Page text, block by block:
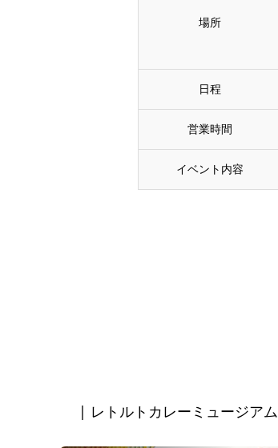
場所
日程
営業時間
イベント内容
| レトルトカレーミュージアム